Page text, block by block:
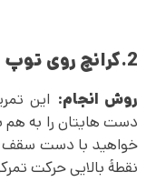
2.کرانچ روی توپ
روش انجام: این
دست هایتان را به هم
خواهید با دست سقف
نقطۀ بالایی حرکت